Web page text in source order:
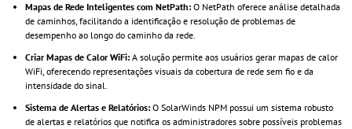
Mapas de Rede Inteligentes com NetPath: O NetPath oferece análise detalhada
de caminhos, facilitando a identificação e resolução de problemas de
desempenho ao longo do caminho da rede.
Criar Mapas de Calor WiFi: A solução permite aos usuários gerar mapas de calor
WiFi, oferecendo representações visuais da cobertura de rede sem fio e da
intensidade do sinal.
Sistema de Alertas e Relatórios: O SolarWinds NPM possui um sistema robusto
de alertas e relatórios que notifica os administradores sobre possíveis problemas